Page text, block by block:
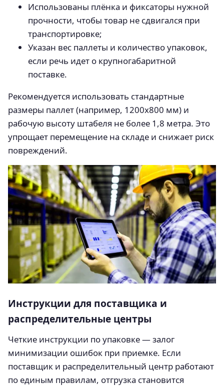
Использованы плёнка и фиксаторы нужной
прочности, чтобы товар не сдвигался при
транспортировке;
Указан вес паллеты и количество упаковок,
если речь идет о крупногабаритной
поставке.
Рекомендуется использовать стандартные
размеры паллет (например, 1200х800 мм) и
рабочую высоту штабеля не более 1,8 метра. Это
упрощает перемещение на складе и снижает риск
повреждений.
Инструкции для поставщика и
распределительные центры
Четкие инструкции по упаковке — залог
минимизации ошибок при приемке. Если
поставщик и распределительный центр работают
по единым правилам, отгрузка становится